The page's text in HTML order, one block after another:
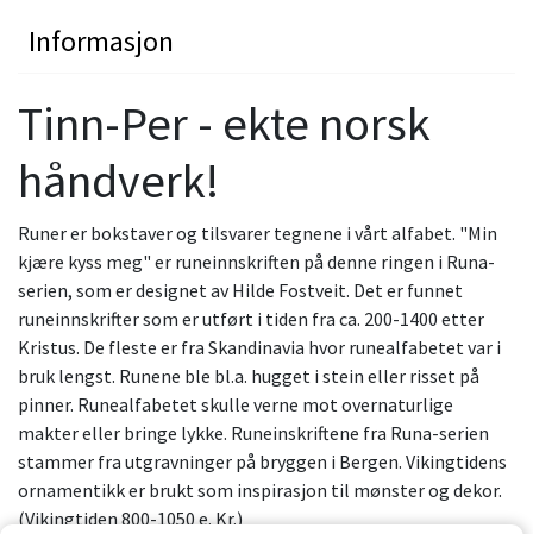
Informasjon
Tinn-Per - ekte norsk
håndverk!
Runer er bokstaver og tilsvarer tegnene i vårt alfabet. "Min
kjære kyss meg" er runeinnskriften på denne ringen i Runa-
serien, som er designet av Hilde Fostveit. Det er funnet
runeinnskrifter som er utført i tiden fra ca. 200-1400 etter
Kristus. De fleste er fra Skandinavia hvor runealfabetet var i
bruk lengst. Runene ble bl.a. hugget i stein eller risset på
pinner. Runealfabetet skulle verne mot overnaturlige
makter eller bringe lykke. Runeinskriftene fra Runa-serien
stammer fra utgravninger på bryggen i Bergen. Vikingtidens
ornamentikk er brukt som inspirasjon til mønster og dekor.
(Vikingtiden 800-1050 e. Kr.)